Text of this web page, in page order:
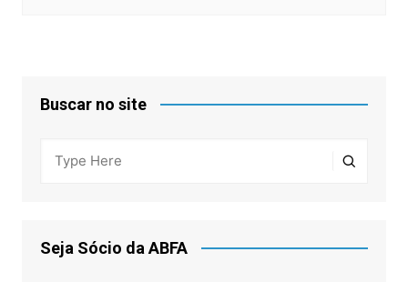
Buscar no site
Seja Sócio da ABFA